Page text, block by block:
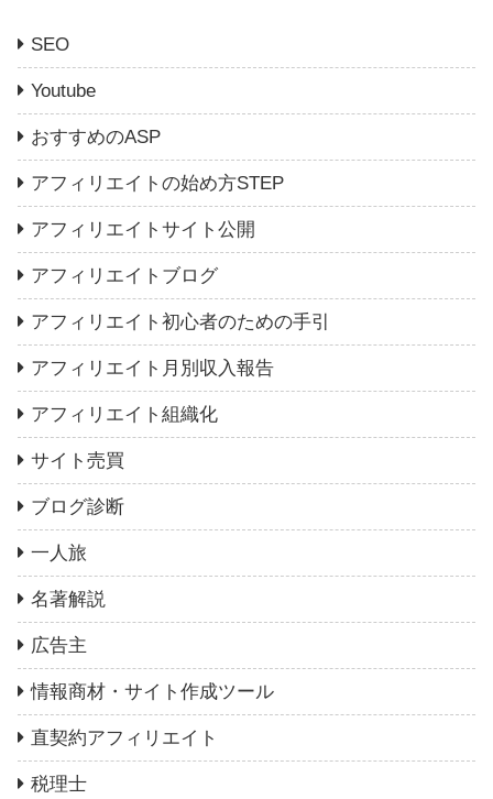
SEO
Youtube
おすすめのASP
アフィリエイトの始め方STEP
アフィリエイトサイト公開
アフィリエイトブログ
アフィリエイト初心者のための手引
アフィリエイト月別収入報告
アフィリエイト組織化
サイト売買
ブログ診断
一人旅
名著解説
広告主
情報商材・サイト作成ツール
直契約アフィリエイト
税理士